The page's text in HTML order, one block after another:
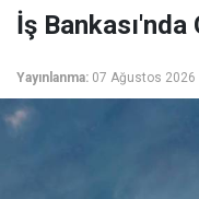
İş
Yayınlanma: 07 Ağustos 2026